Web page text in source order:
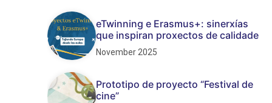
eTwinning e Erasmus+: sinerxías
que inspiran proxectos de calidade
November 2025
Prototipo de proyecto “Festival de
cine”